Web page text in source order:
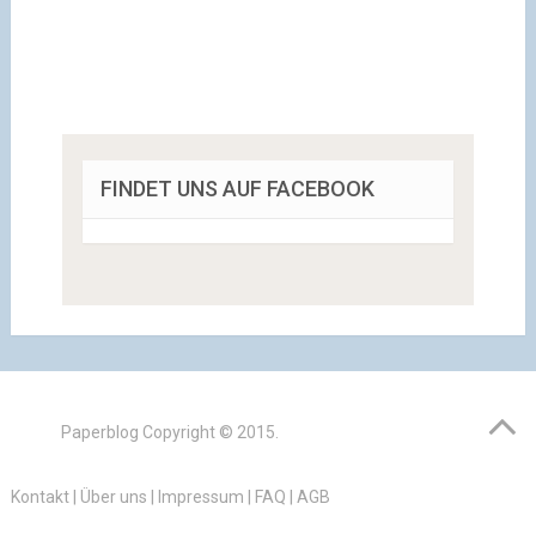
FINDET UNS AUF FACEBOOK
Paperblog Copyright © 2015.
Kontakt| Über uns Impressum FAQ AGB